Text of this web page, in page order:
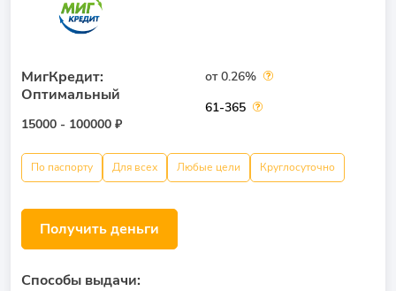
МигКредит:
Оптимальный
15000 - 100000 ₽
от 0.26%
61-365
По паспорту Для всех Любые цели Круглосуточно
Получить деньги
Способы выдачи: